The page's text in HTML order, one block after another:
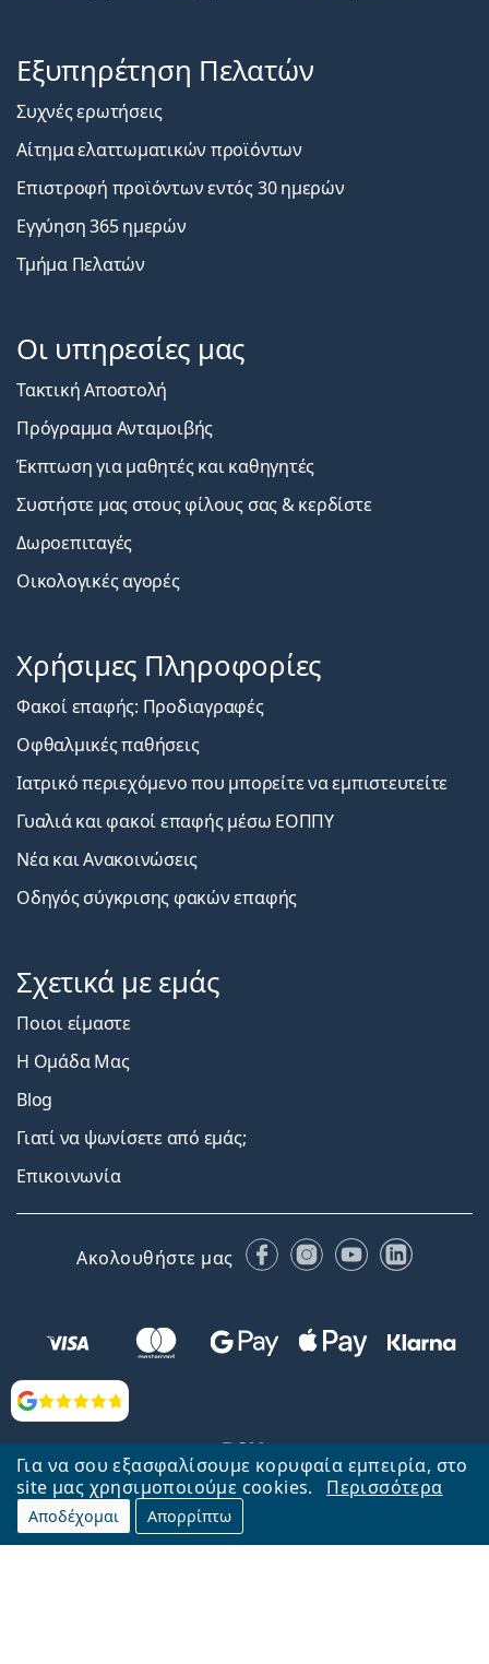
Για να σου εξασφαλίσουμε κορυφαία εμπειρία, στο
site μας χρησιμοποιούμε cookies.
Περισσότερα
Αποδέχομαι Απορρίπτω
Αξιολογήσεις
Εξυπηρέτηση Πελατών
Συχνές ερωτήσεις
Αίτημα ελαττωματικών προϊόντων
Επιστροφή προϊόντων εντός 30 ημερών
Εγγύηση 365 ημερών
Τμήμα Πελατών
Οι υπηρεσίες μας
Τακτική Αποστολή
Πρόγραμμα Ανταμοιβής
Έκπτωση για μαθητές και καθηγητές
Συστήστε μας στους φίλους σας & κερδίστε
Δωροεπιταγές
Οικολογικές αγορές
Χρήσιμες Πληροφορίες
Φακοί επαφής: Προδιαγραφές
Οφθαλμικές παθήσεις
Ιατρικό περιεχόμενο που μπορείτε να εμπιστευτείτε
Γυαλιά και φακοί επαφής μέσω ΕΟΠΠΥ
Νέα και Ανακοινώσεις
Οδηγός σύγκρισης φακών επαφής
Σχετικά με εμάς
Ποιοι είμαστε
Η Ομάδα Μας
Blog
Γιατί να ψωνίσετε από εμάς;
Επικοινωνία
Ακολουθήστε μας FacebookInstagram
YouTubeLinkedIn
Επιστροφή στην αρχική σελίδα